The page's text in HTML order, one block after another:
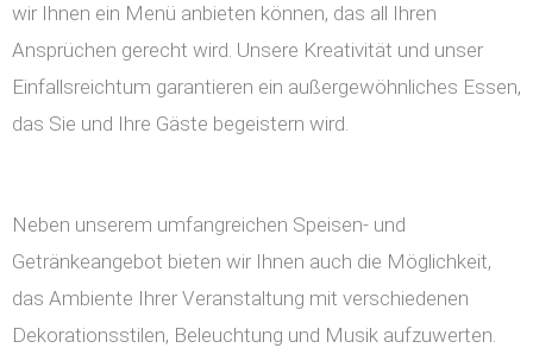
wir Ihnen ein Menü anbieten können, das all Ihren
Ansprüchen gerecht wird. Unsere Kreativität und unser
Einfallsreichtum garantieren ein außergewöhnliches Essen,
das Sie und Ihre Gäste begeistern wird.
Neben unserem umfangreichen Speisen- und
Getränkeangebot bieten wir Ihnen auch die Möglichkeit,
das Ambiente Ihrer Veranstaltung mit verschiedenen
Dekorationsstilen, Beleuchtung und Musik aufzuwerten.